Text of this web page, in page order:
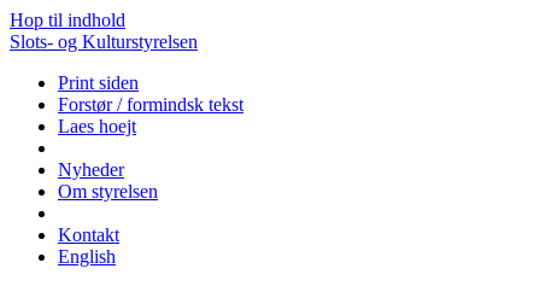
Hop til indhold
Slots- og Kulturstyrelsen
Print siden
Forstør / formindsk tekst
Laes hoejt
Nyheder
Om styrelsen
Kontakt
English